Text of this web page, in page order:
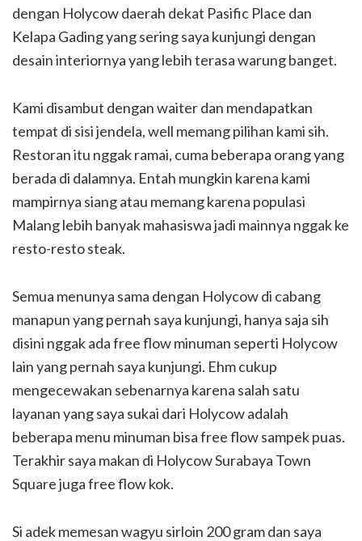
dengan Holycow daerah dekat Pasific Place dan
Kelapa Gading yang sering saya kunjungi dengan
desain interiornya yang lebih terasa warung banget.
Kami disambut dengan waiter dan mendapatkan
tempat di sisi jendela, well memang pilihan kami sih.
Restoran itu nggak ramai, cuma beberapa orang yang
berada di dalamnya. Entah mungkin karena kami
mampirnya siang atau memang karena populasi
Malang lebih banyak mahasiswa jadi mainnya nggak ke
resto-resto steak.
Semua menunya sama dengan Holycow di cabang
manapun yang pernah saya kunjungi, hanya saja sih
disini nggak ada free flow minuman seperti Holycow
lain yang pernah saya kunjungi. Ehm cukup
mengecewakan sebenarnya karena salah satu
layanan yang saya sukai dari Holycow adalah
beberapa menu minuman bisa free flow sampek puas.
Terakhir saya makan di Holycow Surabaya Town
Square juga free flow kok.
Si adek memesan wagyu sirloin 200 gram dan saya